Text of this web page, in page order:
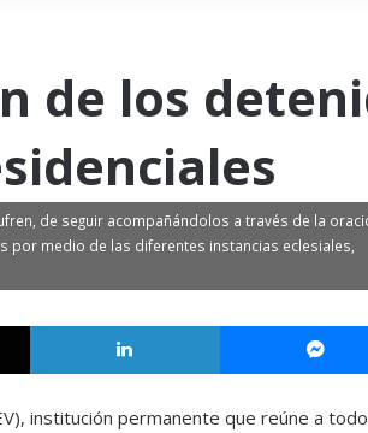
de los
de seguir acompañándolos a través de la
por medio de las diferentes instancias eclesiales,
X LinkedIn
institución permanente que reúne a